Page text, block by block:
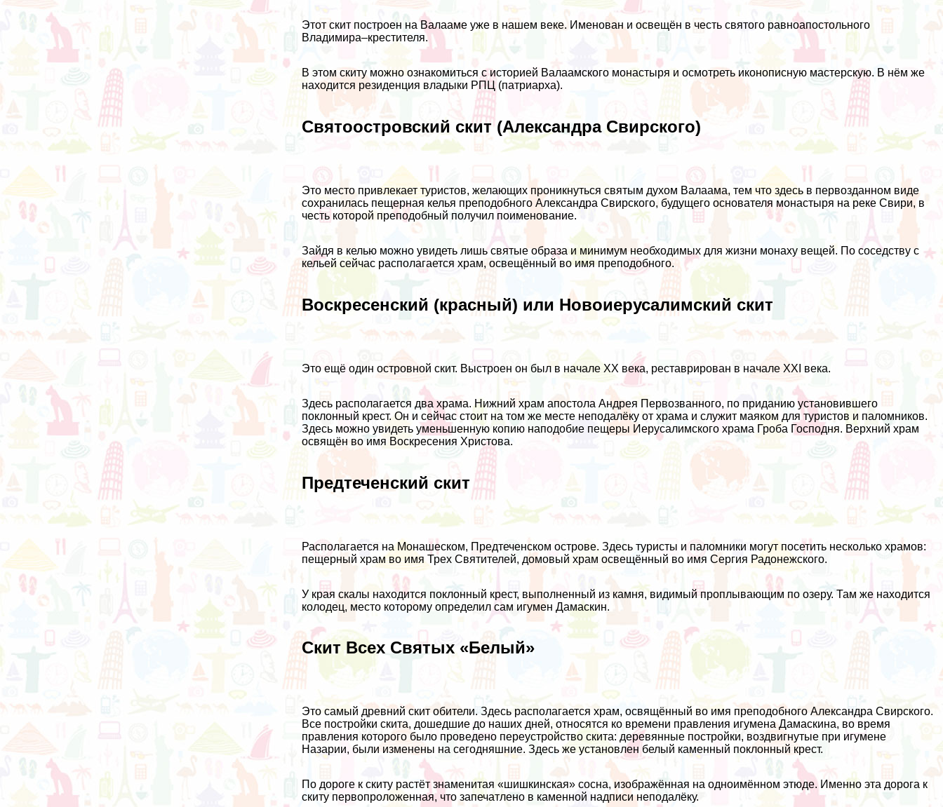
Этот скит построен на Валааме уже в нашем веке. Именован и освещён в честь святого равноапостольного
Владимира–крестителя.
В этом скиту можно ознакомиться с историей Валаамского монастыря и осмотреть иконописную мастерскую. В нём же
находится резиденция владыки РПЦ (патриарха).
Святоостровский скит (Александра Свирского)
Это место привлекает туристов, желающих проникнуться святым духом Валаама, тем что здесь в первозданном виде
сохранилась пещерная келья преподобного Александра Свирского, будущего основателя монастыря на реке Свири, в
честь которой преподобный получил поименование.
Зайдя в келью можно увидеть лишь святые образа и минимум необходимых для жизни монаху вещей. По соседству с
кельей сейчас располагается храм, освещённый во имя преподобного.
Воскресенский (красный) или Новоиерусалимский скит
Это ещё один островной скит. Выстроен он был в начале XX века, реставрирован в начале XХI века.
Здесь располагается два храма. Нижний храм апостола Андрея Первозванного, по приданию установившего
поклонный крест. Он и сейчас стоит на том же месте неподалёку от храма и служит маяком для туристов и паломников.
Здесь можно увидеть уменьшенную копию наподобие пещеры Иерусалимского храма Гроба Господня. Верхний храм
освящён во имя Воскресения Христова.
Предтеченский скит
Располагается на Монашеском, Предтеченском острове. Здесь туристы и паломники могут посетить несколько храмов:
пещерный храм во имя Трех Святителей, домовый храм освещённый во имя Сергия Радонежского.
У края скалы находится поклонный крест, выполненный из камня, видимый проплывающим по озеру. Там же находится
колодец, место которому определил сам игумен Дамаскин.
Скит Всех Святых «Белый»
Это самый древний скит обители. Здесь располагается храм, освящённый во имя преподобного Александра Свирского.
Все постройки скита, дошедшие до наших дней, относятся ко времени правления игумена Дамаскина, во время
правления которого было проведено переустройство скита: деревянные постройки, воздвигнутые при игумене
Назарии, были изменены на сегодняшние. Здесь же установлен белый каменный поклонный крест.
По дороге к скиту растёт знаменитая «шишкинская» сосна, изображённая на одноимённом этюде. Именно эта дорога к
скиту первопроложенная, что запечатлено в каменной надписи неподалёку.